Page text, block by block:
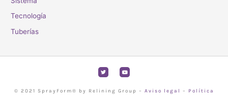
Tecnología
Tuberías
T
w
i
t
Y
o
u
u
© 2021 SprayForm® by Relining Group – Aviso legal –
Política